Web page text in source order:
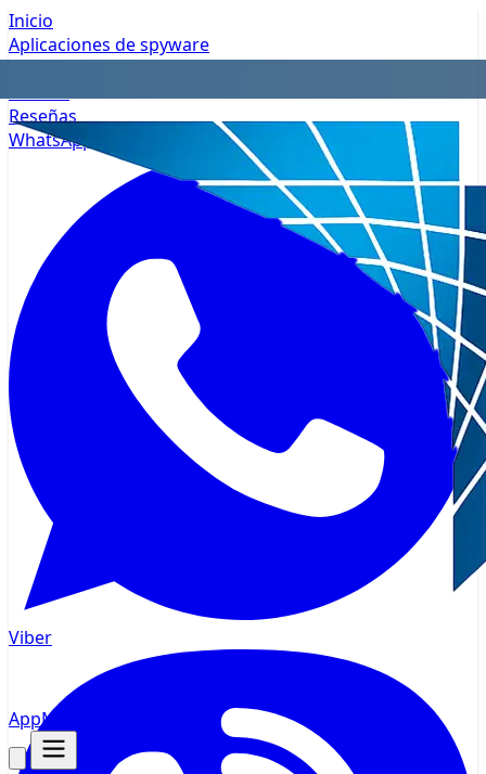
AppMsr
Inicio
Aplicaciones de spyware
Reseñas
WhatsApp
Viber